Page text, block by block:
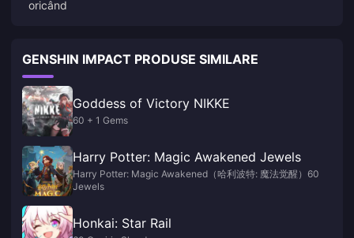
oricând
GENSHIN IMPACT PRODUSE SIMILARE
Goddess of Victory NIKKE
60 + 1 Gems
Harry Potter: Magic Awakened Jewels
Harry Potter: Magic Awakened（哈利波特: 魔法觉醒）60
Jewels
Honkai: Star Rail